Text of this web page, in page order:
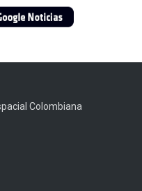
Colombiana